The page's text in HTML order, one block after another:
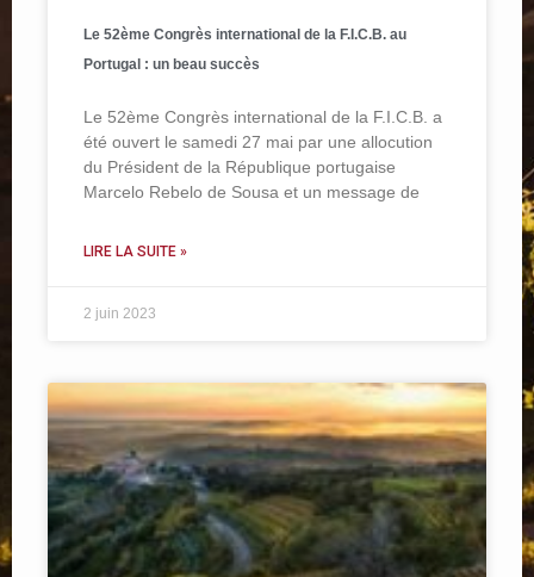
Le 52ème Congrès international de la F.I.C.B. au
Portugal : un beau succès
Le 52ème Congrès international de la F.I.C.B. a
été ouvert le samedi 27 mai par une allocution
du Président de la République portugaise
Marcelo Rebelo de Sousa et un message de
LIRE LA SUITE »
2 juin 2023